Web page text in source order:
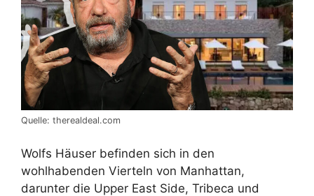
Quelle: therealdeal.com
Wolfs Häuser befinden sich in den
wohlhabenden Vierteln von Manhattan,
darunter die Upper East Side, Tribeca und